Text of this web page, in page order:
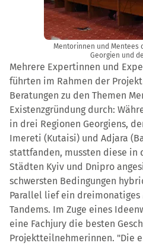
Mehrere Expertinnen und
führten im Rahmen der
Beratungen zu den Themen
Existenzgründung durch:
in drei Regionen Georgiens,
Imereti (Kutaisi) und Adjara
stattfanden, mussten diese in
Städten Kyiv und Dnipro
schwersten Bedingungen
Parallel lief ein dreimonatiges
Tandems. Im Zuge eines
eine Fachjury die besten
Projektteilnehmerinnen. "Die
Mentorinnen und Mentees
Georgien und